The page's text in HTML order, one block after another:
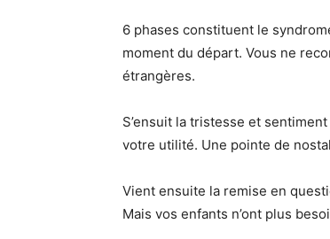
6 phases constituent le
moment du départ. Vous ne
étrangères.
S’ensuit la tristesse et
votre utilité. Une pointe de
Vient ensuite la remise en
Mais vos enfants n’ont plus